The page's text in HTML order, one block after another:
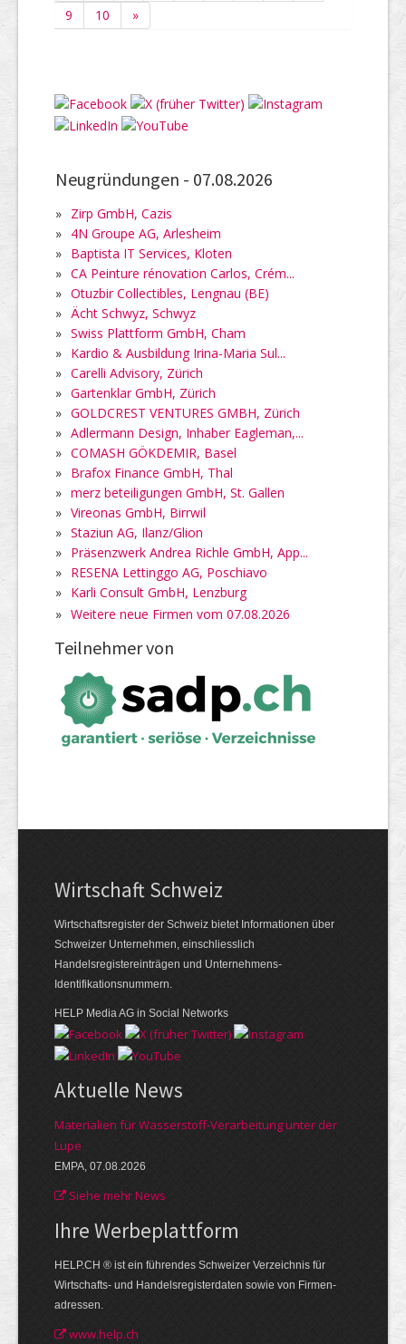
9
10 »
Neugründungen - 07.08.2026
» Zirp GmbH, Cazis
» 4N Groupe AG, Arlesheim
» Baptista IT Services, Kloten
» CA Peinture rénovation Carlos, Crém...
» Otuzbir Collectibles, Lengnau (BE)
» Ächt Schwyz, Schwyz
» Swiss Plattform GmbH, Cham
» Kardio & Ausbildung Irina-Maria Sul...
» Carelli Advisory, Zürich
» Gartenklar GmbH, Zürich
» GOLDCREST VENTURES GMBH, Zürich
» Adlermann Design, Inhaber Eagleman,...
» COMASH GÖKDEMIR, Basel
» Brafox Finance GmbH, Thal
» merz beteiligungen GmbH, St. Gallen
» Vireonas GmbH, Birrwil
» Staziun AG, Ilanz/Glion
» Präsenzwerk Andrea Richle GmbH, App...
» RESENA Lettinggo AG, Poschiavo
» Karli Consult GmbH, Lenzburg
» Weitere neue Firmen vom 07.08.2026
Teilnehmer von
Wirtschaft Schweiz
Wirtschaftsregister der Schweiz bietet Informationen über
Schweizer Unternehmen, einschliesslich
Handelsregistereinträgen und Unternehmens-
Identifikationsnummern.
HELP Media AG in Social Networks
Aktuelle News
Materialien für Wasserstoff-Verarbeitung unter der
Lupe
EMPA, 07.08.2026
Siehe mehr News
Ihre Werbe­plattform
HELP.CH ® ist ein führendes Schweizer Verzeichnis für
Wirtschafts- und Handelsregisterdaten sowie von Firmen­
adressen.
www.help.ch